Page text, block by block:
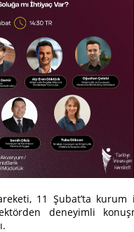
11 Şubat’ta
deneyimli